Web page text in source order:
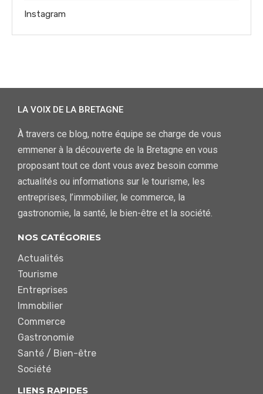
Instagram
LA VOIX DE LA BRETAGNE
À travers ce blog, notre équipe se charge de vous
emmener à la découverte de la Bretagne en vous
proposant tout ce dont vous avez besoin comme
actualités ou informations sur le tourisme, les
entreprises, l’immobilier, le commerce, la
gastronomie, la santé, le bien-être et la société.
NOS CATÉGORIES
Actualités
Tourisme
Entreprises
Immobilier
Commerce
Gastronomie
Santé / Bien-être
Société
LIENS RAPIDES